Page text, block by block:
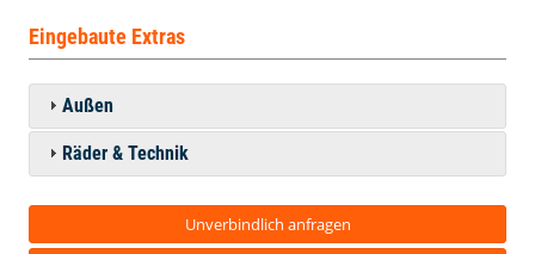
Eingebaute Extras
Außen
Räder & Technik
Unverbindlich anfragen